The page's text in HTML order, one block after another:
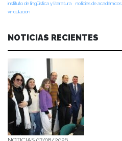
instituto de lingüística y literatura
noticias de académicos
vinculación
NOTICIAS RECIENTES